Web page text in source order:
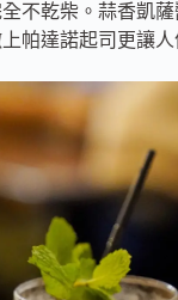
不乾柴。蒜香凱
帕達諾起司更讓人